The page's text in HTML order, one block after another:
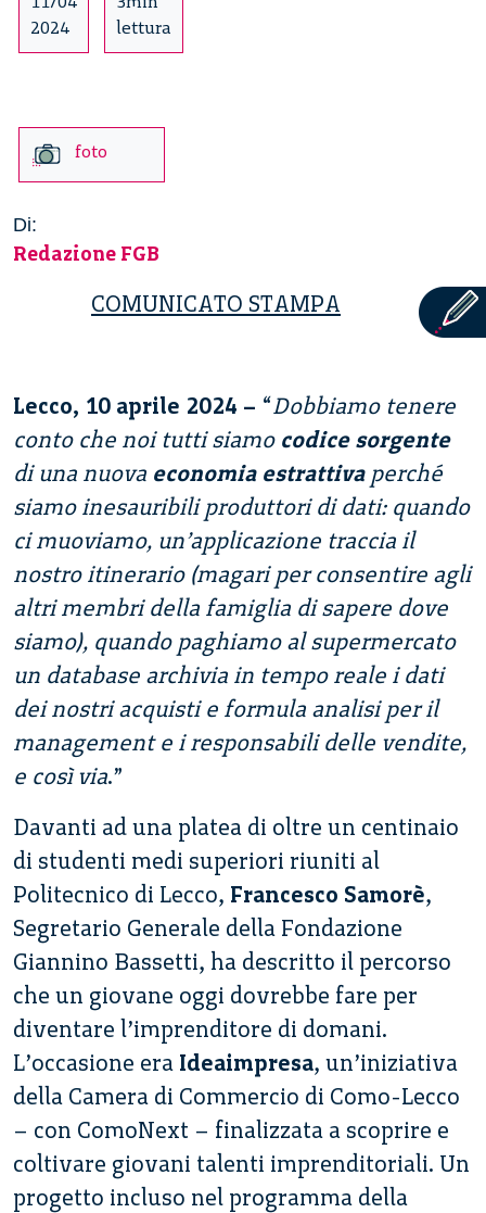
2024
lettura
foto
Di:
Redazione FGB
COMUNICATO STAMPA
Lecco, 10 aprile 2024 – “Dobbiamo tenere
conto che noi tutti siamo codice sorgente
di una nuova economia estrattivaperché
siamo inesauribili produttori di dati: quando
ci muoviamo, un’applicazione traccia il
nostro itinerario (magari per consentire agli
altri membri della famiglia di sapere dove
siamo), quando paghiamo al supermercato
un database archivia in tempo reale i dati
dei nostri acquisti e formula analisi per il
management e i responsabili delle vendite,
e così via.”
Davanti ad una platea di oltre un centinaio
di studenti medi superiori riuniti al
Politecnico di Lecco, Francesco Samorè,
Segretario Generale della Fondazione
Giannino Bassetti, ha descritto il percorso
che un giovane oggi dovrebbe fare per
diventare l’imprenditore di domani.
L’occasione era Ideaimpresa, un’iniziativa
della Camera di Commercio di Como-Lecco
– con ComoNext – finalizzata a scoprire e
coltivare giovani talenti imprenditoriali. Un
progetto incluso nel programma della